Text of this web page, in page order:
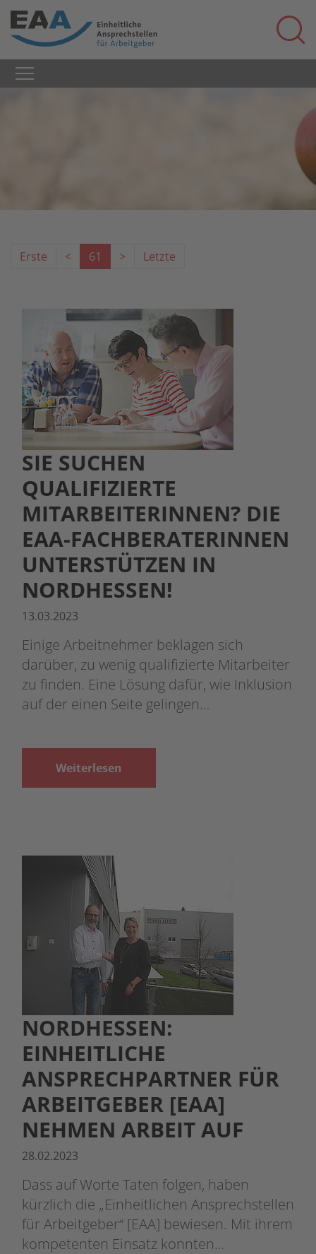
Erste < 61 > Letzte
SIE SUCHEN
QUALIFIZIERTE
MITARBEITERINNEN? DIE
EAA-FACHBERATERINNEN
UNTERSTÜTZEN IN
NORDHESSEN!
13.03.2023
Einige Arbeitnehmer beklagen sich
darüber, zu wenig qualifizierte Mitarbeiter
zu finden. Eine Lösung dafür, wie Inklusion
auf der einen Seite gelingen…
Weiterlesen
NORDHESSEN:
EINHEITLICHE
ANSPRECHPARTNER FÜR
ARBEITGEBER [EAA]
NEHMEN ARBEIT AUF
28.02.2023
Dass auf Worte Taten folgen, haben
kürzlich die „Einheitlichen Ansprechstellen
für Arbeitgeber“ [EAA] bewiesen. Mit ihrem
kompetenten Einsatz konnten…